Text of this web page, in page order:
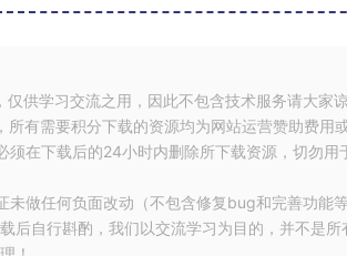
供学习交流之用，因此不包含技术服务请大家谅
有需要积分下载的资源均为网站运营赞助费用
在下载后的24小时内删除所下载资源，切勿用
做任何负面改动（不包含修复bug和完善功能
后自行斟酌，我们以交流学习为目的，并不是